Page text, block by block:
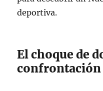
deportiva.
El choque de
confrontación